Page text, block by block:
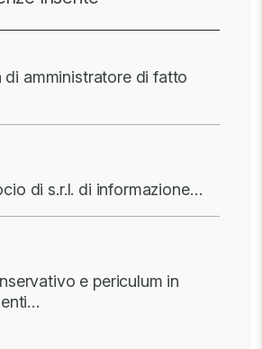
di amministratore di fatto
di s.r.l. di informazione…
e periculum in